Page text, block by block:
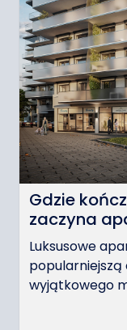
Gdzie
zaczyna
Luksusowe
wyjątkowego